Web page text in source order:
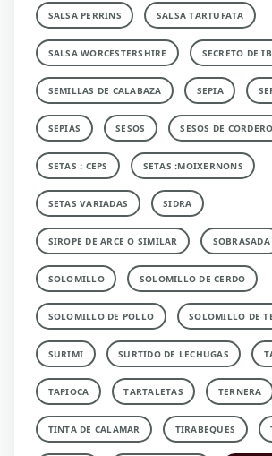
SALSA PERRINS SALSA TARTUFATA
SALSA WORCESTERSHIRE SECRETO DE
SEMILLAS DE CALABAZA SEPIA
SEPIAS SESOS SESOS DE CORDERO
SETAS : CEPS SETAS :MOIXERNONS
SETAS VARIADAS SIDRA
SIROPE DE ARCE O SIMILAR SOBRASADA
SOLOMILLO SOLOMILLO DE CERDO
SOLOMILLO DE POLLO SOLOMILLO DE
SURIMI SURTIDO DE LECHUGAS
TAPIOCA TARTALETAS TERNERA
TINTA DE CALAMAR TIRABEQUES